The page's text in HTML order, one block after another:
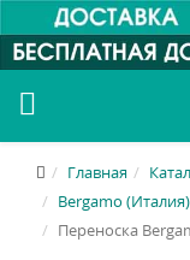
Главная
Bergamo (Италия)
Переноска